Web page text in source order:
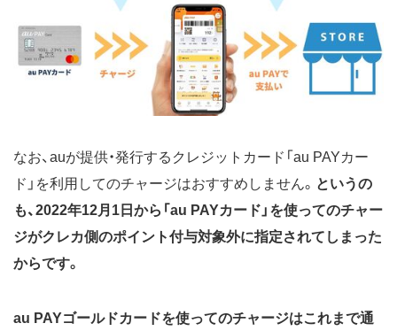
なお、auが提供・発行するクレジットカード「au PAYカー
ド」を利用してのチャージはおすすめしません。 というの
も、2022年12月1日から「au PAYカード」を使ってのチャー
ジがクレカ側のポイント付与対象外に指定されてしまった
からです。
au PAYゴールドカードを使ってのチャージはこれまで通